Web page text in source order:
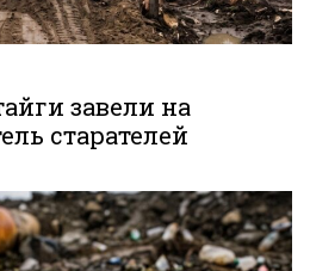
завели на
старателей